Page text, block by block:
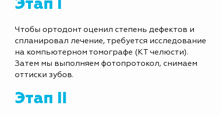
Этап I
Чтобы ортодонт оценил степень дефектов и
спланировал лечение, требуется исследование
на компьютерном томографе (КТ челюсти).
Затем мы выполняем фотопротокол, снимаем
оттиски зубов.
Этап II